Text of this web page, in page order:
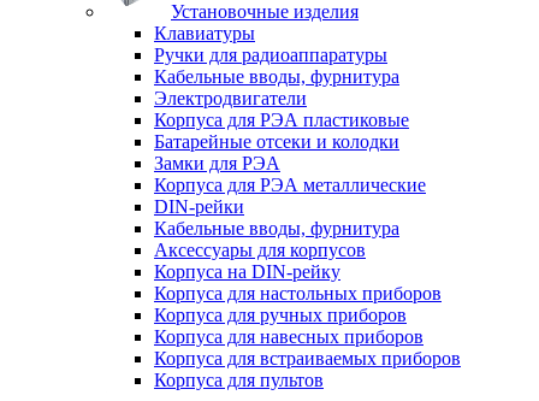
Установочные изделия
Клавиатуры
Ручки для радиоаппаратуры
Кабельные вводы, фурнитура
Электродвигатели
Корпуса для РЭА пластиковые
Батарейные отсеки и колодки
Замки для РЭА
Корпуса для РЭА металлические
DIN-рейки
Кабельные вводы, фурнитура
Аксессуары для корпусов
Корпуса на DIN-рейку
Корпуса для настольных приборов
Корпуса для ручных приборов
Корпуса для навесных приборов
Корпуса для встраиваемых приборов
Корпуса для пультов